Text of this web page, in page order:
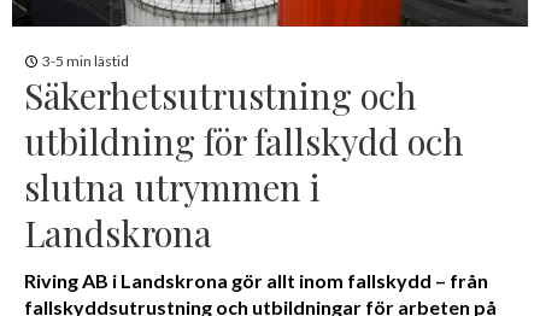
3-5 min lästid
Säkerhetsutrustning och
utbildning för fallskydd och
slutna utrymmen i
Landskrona
Riving AB i Landskrona gör allt inom fallskydd – från
fallskyddsutrustning och utbildningar för arbeten på